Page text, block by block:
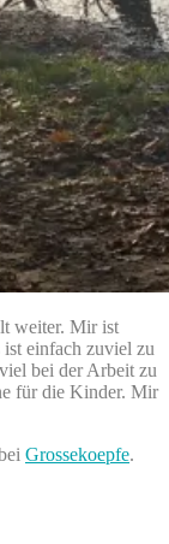
weiter. Mir ist
einfach zuviel zu
bei der Arbeit zu
für die Kinder. Mir
Grossekoepfe.